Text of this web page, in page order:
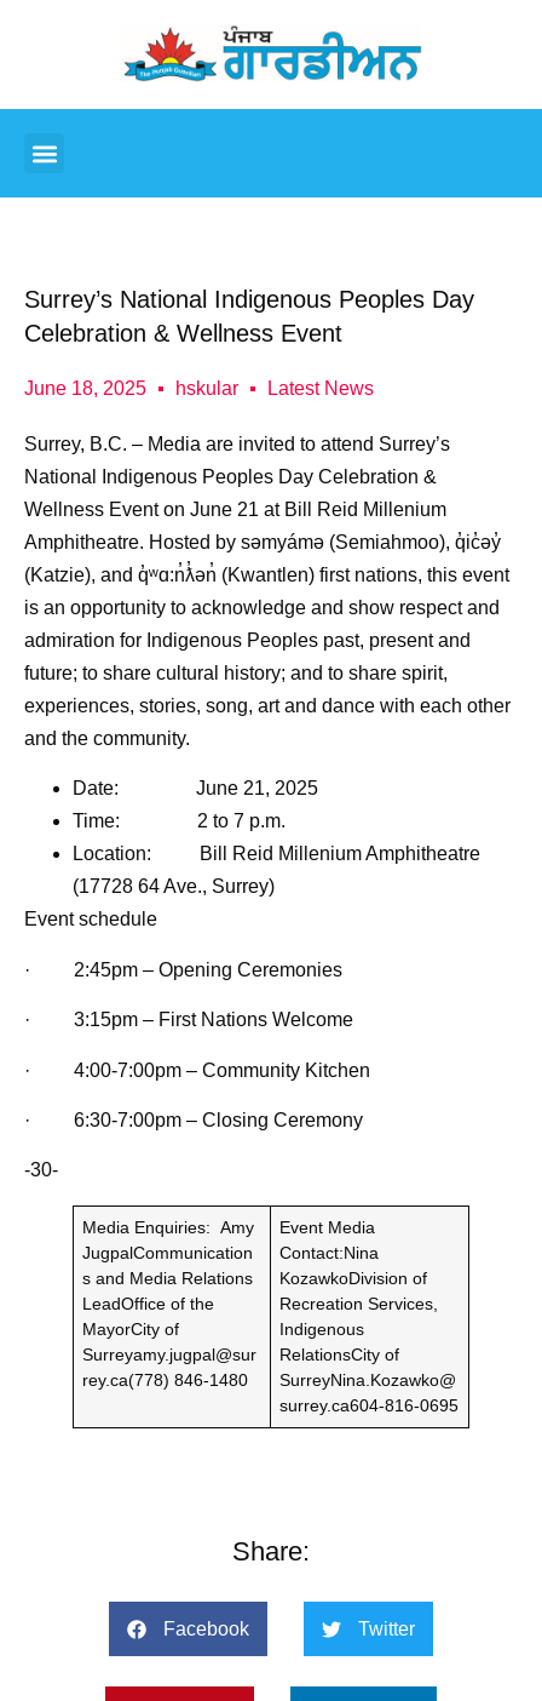
Surrey’s National Indigenous Peoples Day
Celebration & Wellness Event
June 18, 2025 hskular Latest News
Surrey, B.C. – Media are invited to attend Surrey’s
National Indigenous Peoples Day Celebration &
Wellness Event on June 21 at Bill Reid Millenium
Amphitheatre. Hosted by sǝmyámǝ (Semiahmoo), q̓ic̓əy̓
(Katzie), and q̓ʷɑ:n̓ƛ̓ən̓ (Kwantlen) first nations, this event
is an opportunity to acknowledge and show respect and
admiration for Indigenous Peoples past, present and
future; to share cultural history; and to share spirit,
experiences, stories, song, art and dance with each other
and the community.
Date: June 21, 2025
Time: 2 to 7 p.m.
Location: Bill Reid Millenium Amphitheatre
(17728 64 Ave., Surrey)
Event schedule
· 2:45pm – Opening Ceremonies
· 3:15pm – First Nations Welcome
· 4:00-7:00pm – Community Kitchen
· 6:30-7:00pm – Closing Ceremony
-30-
Media Enquiries: Amy
JugpalCommunication
s and Media Relations
LeadOffice of the
MayorCity of
Surreyamy.jugpal@sur
rey.ca(778) 846-1480
Event Media
Contact:Nina
KozawkoDivision of
Recreation Services,
Indigenous
RelationsCity of
SurreyNina.Kozawko@
surrey.ca604-816-0695
Share:
Facebook Twitter